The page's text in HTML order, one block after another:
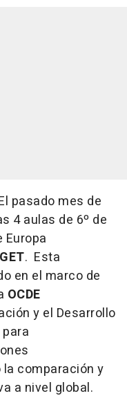
pasado mes de
4 aulas de 6º de
Europa
GET. Esta
en el marco de
OCDE
y el Desarrollo
comparación y
a nivel global.